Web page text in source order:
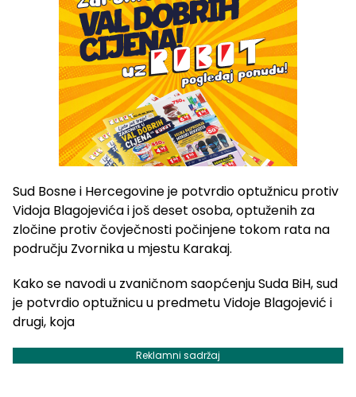
Sud Bosne i Hercegovine je potvrdio optužnicu protiv
Vidoja Blagojevića i još deset osoba, optuženih za
zločine protiv čovječnosti počinjene tokom rata na
području Zvornika u mjestu Karakaj.
Kako se navodi u zvaničnom saopćenju Suda BiH, sud
je potvrdio optužnicu u predmetu Vidoje Blagojević i
drugi, koja
Reklamni sadržaj